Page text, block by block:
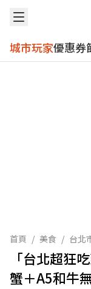
城市玩家優惠券
首頁 / 美食 / 台北
「台北超狂
蟹＋A5和牛